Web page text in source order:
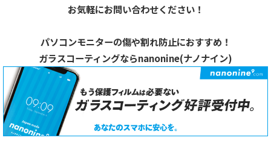
お気軽にお問い合わせください！
パソコンモニターの傷や割れ防止におすすめ！
ガラスコーティングならnanonine(ナノナイン)
動